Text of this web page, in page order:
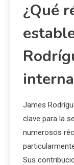
¿Qué
James
clave para la
numerosos
Sus